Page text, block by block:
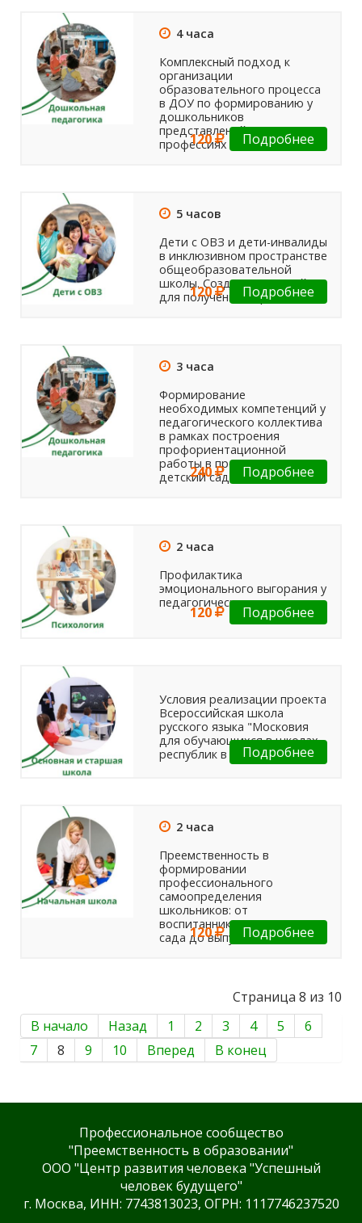
4 часа
Комплексный подход к
организации
образовательного процесса
в ДОУ по формированию у
дошкольников
представлений о
профессиях
120 Подробнее
5 часов
Дети с ОВЗ и дети-инвалиды
в инклюзивном пространстве
общеобразовательной
школы. Создание условий
для получения образования
120 Подробнее
3 часа
Формирование
необходимых компетенций у
педагогического коллектива
в рамках построения
профориентационной
работы в преемственности:
детский сад - школа.
240 Подробнее
2 часа
Профилактика
эмоционального выгорания у
педагогических сотрудников
120 Подробнее
Условия реализации проекта
Всероссийская школа
русского языка "Московия
для обучающихся в школах
республик в составе РФ
Подробнее
2 часа
Преемственность в
формировании
профессионального
самоопределения
школьников: от
воспитанников детского
сада до выпускников школы
120 Подробнее
Страница 8 из 10
В начало
Назад 1 2 3 4 5
6
7
8 9 10 Вперед В конец
Профессиональное сообщество
"Преемственность в образовании"
ООО "Центр развития человека "Успешный
человек будущего"
г. Москва, ИНН: 7743813023, ОГРН: 1117746237520